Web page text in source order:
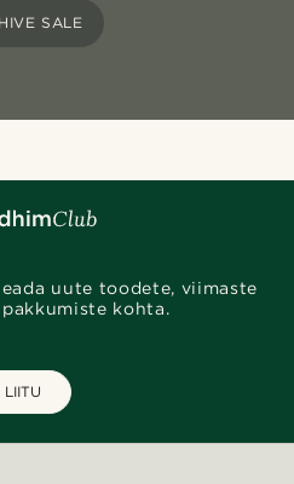
SALE
uute toodete, viimaste
kohta.
LIITU